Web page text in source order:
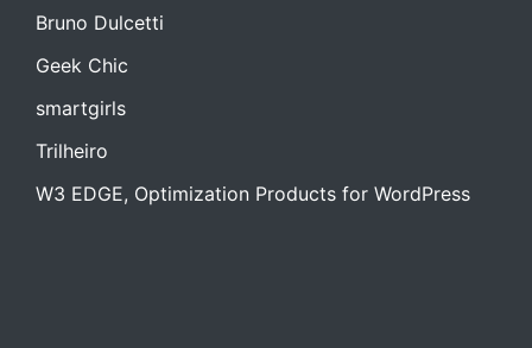
Bruno Dulcetti
Geek Chic
smartgirls
Trilheiro
W3 EDGE, Optimization Products for WordPress